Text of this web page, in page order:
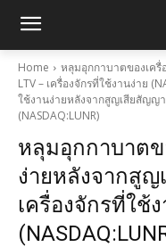
Home
หลุมอุกกาบาตของเครื่
LTV – เครื่องจักรที่ใช้งานง่าย
ใช้งานง่ายหลังจากสูญเสียสัญญา
(NASDAQ:LUNR)
หลุมอุกกาบาตข
ง่ายหลังจากสูญ
เครื่องจักรที่ใช้